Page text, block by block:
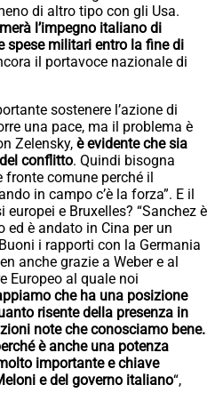
di altro tipo con gli Usa.
l’impegno italiano di
spese militari entro la fine di
il portavoce nazionale di
sostenere l’azione di
una pace, ma il problema è
Zelensky, è evidente che sia
conflitto. Quindi bisogna
comune perché il
in campo c’è la forza”. E il
e Bruxelles? “Sanchez è
è andato in Cina per un
i rapporti con la Germania
anche grazie a Weber e al
Europeo al quale noi
che ha una posizione
risente della presenza in
note che conosciamo bene.
è anche una potenza
importante e chiave
e del governo italiano“,